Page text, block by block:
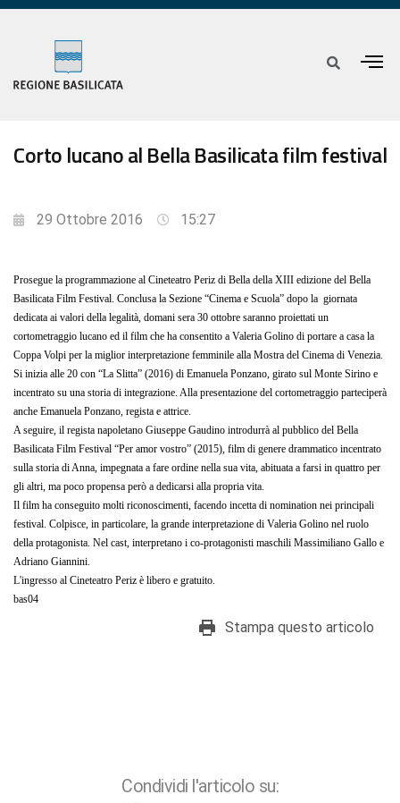
Corto lucano al Bella Basilicata film festival
29 Ottobre 2016 15:27
Prosegue la programmazione al Cineteatro Periz di Bella della XIII edizione del Bella
Basilicata Film Festival. Conclusa la Sezione “Cinema e Scuola” dopo la giornata
dedicata ai valori della legalità, domani sera 30 ottobre saranno proiettati un
cortometraggio lucano ed il film che ha consentito a Valeria Golino di portare a casa la
Coppa Volpi per la miglior interpretazione femminile alla Mostra del Cinema di Venezia.
Si inizia alle 20 con “La Slitta” (2016) di Emanuela Ponzano, girato sul Monte Sirino e
incentrato su una storia di integrazione. Alla presentazione del cortometraggio parteciperà
anche Emanuela Ponzano, regista e attrice.
A seguire, il regista napoletano Giuseppe Gaudino introdurrà al pubblico del Bella
Basilicata Film Festival “Per amor vostro” (2015), film di genere drammatico incentrato
sulla storia di Anna, impegnata a fare ordine nella sua vita, abituata a farsi in quattro per
gli altri, ma poco propensa però a dedicarsi alla propria vita.
Il film ha conseguito molti riconoscimenti, facendo incetta di nomination nei principali
festival. Colpisce, in particolare, la grande interpretazione di Valeria Golino nel ruolo
della protagonista. Nel cast, interpretano i co-protagonisti maschili Massimiliano Gallo e
Adriano Giannini.
L'ingresso al Cineteatro Periz è libero e gratuito.
bas04
Stampa questo articolo
Condividi l'articolo su: